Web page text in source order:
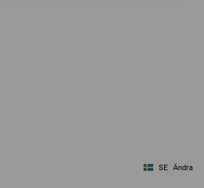
SE Ändra